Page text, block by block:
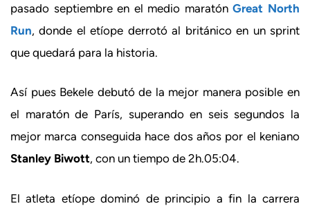
pasado septiembre en el medio maratónGreat North
Run, donde el etíope derrotó al británico en un sprint
que quedará para la historia.
Así pues Bekele debutó de la mejor manera posible en
el maratón de París, superando en seis segundos la
mejor marca conseguida hace dos años por el keniano
Stanley Biwott, con un tiempo de 2h.05:04.
El atleta etíope dominó de principio a fin la carrera